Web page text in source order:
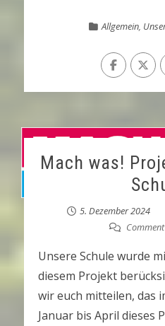
Allgemein,
Mach was!
5. Dezember 2024
Unsere Schule wurde
diesem Projekt
wir euch mitteilen, das
Januar bis April dieses